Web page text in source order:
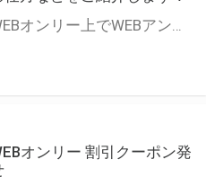
とらのあなWEBオンリー上でWEBアンソロジーが作成できる「記念コメント」について、その使い方や作成手順を解説します！ 支援タイプを「サークル参加型」「サークル参加型・マルシェ(イベント会場)機能付き」でお申し込みいただいている主催者様はぜひご活用ください♪ とらのあなWEBオンリーサイトはこちら
オンリー 割引クーポン発